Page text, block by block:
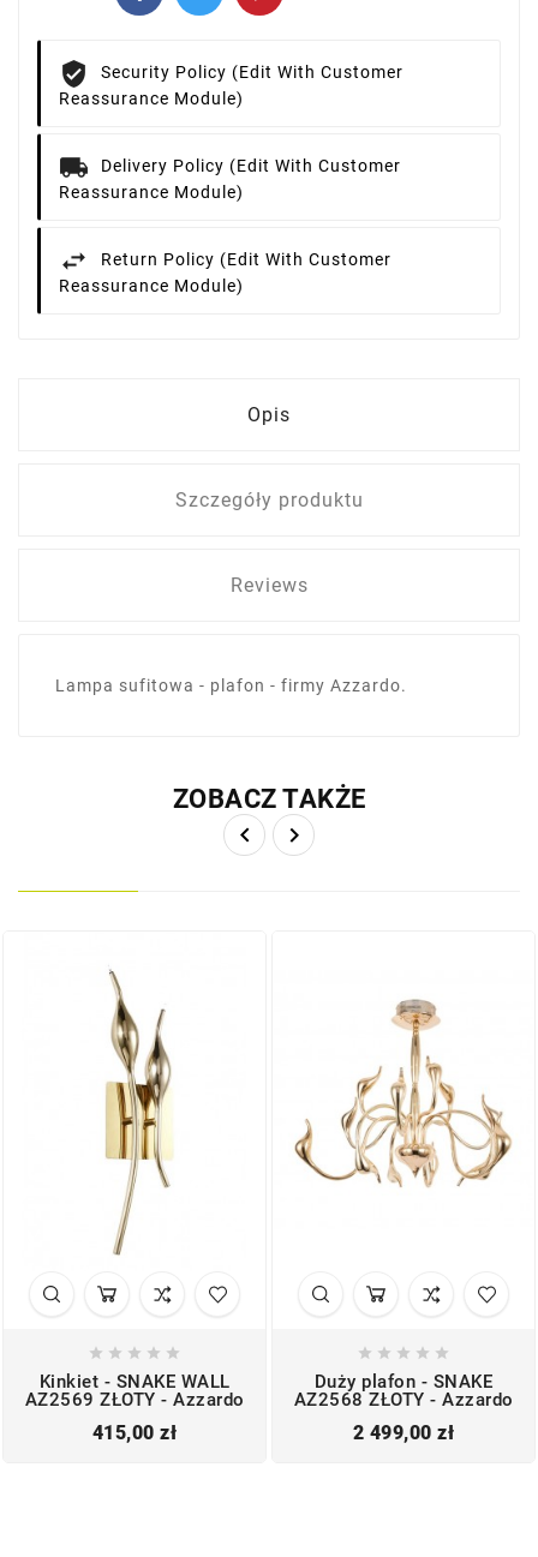
Security Policy (edit With Customer
Reassurance Module)
Delivery Policy (edit With Customer
Reassurance Module)
Return Policy (edit With Customer
Reassurance Module)
Opis
Szczegóły produktu
Reviews
Lampa sufitowa - plafon - firmy Azzardo.
ZOBACZ TAKŻE
 
    
Kinkiet - SNAKE WALL
AZ2569 ZŁOTY - Azzardo
415,00 złCena
    
Duży plafon - SNAKE
AZ2568 ZŁOTY - Azzardo
2 499,00 złCena